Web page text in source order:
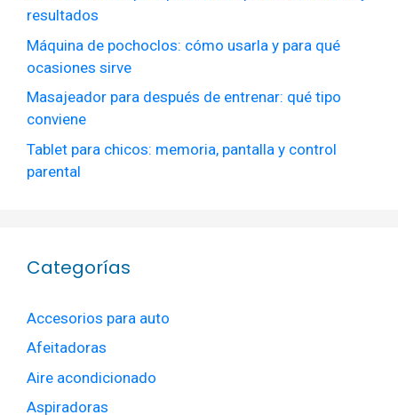
resultados
Máquina de pochoclos: cómo usarla y para qué
ocasiones sirve
Masajeador para después de entrenar: qué tipo
conviene
Tablet para chicos: memoria, pantalla y control
parental
Categorías
Accesorios para auto
Afeitadoras
Aire acondicionado
Aspiradoras